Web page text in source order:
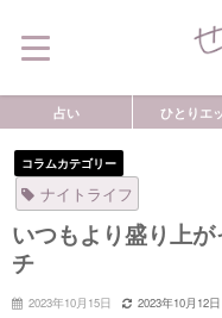
占い ひとりエ
コラムカテゴリー
ナイトライフ
いつもより盛り上
チ
2023年10月15日 2023年10月12日